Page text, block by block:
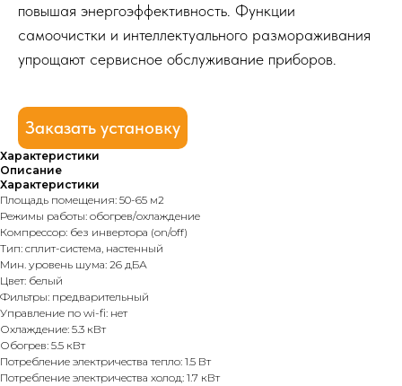
повышая энергоэффективность. Функции
самоочистки и интеллектуального размораживания
упрощают сервисное обслуживание приборов.
Заказать установку
Характеристики
Описание
Характеристики
Площадь помещения: 50-65 м2
Режимы работы: обогрев/охлаждение
Компрессор: без инвертора (on/off)
Тип: сплит-система, настенный
Мин. уровень шума: 26 дБА
Цвет: белый
Фильтры: предварительный
Управление по wi-fi: нет
Охлаждение: 5.3 кВт
Обогрев: 5.5 кВт
Потребление электричества тепло: 1.5 Вт
Потребление электричества холод: 1.7 кВт